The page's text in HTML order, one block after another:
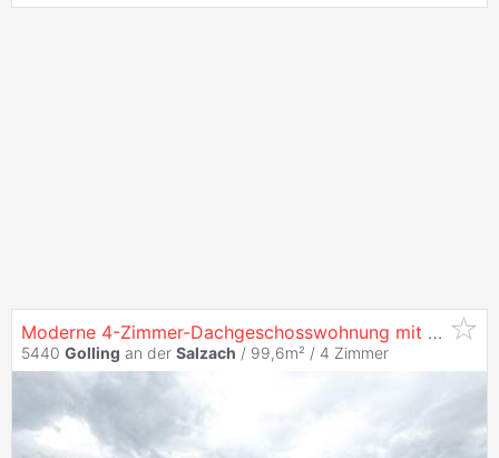
Moderne 4-Zimmer-Dachgeschosswohnung mit großzügiger Terrasse -
5440 Golling an der Salzach / 99,6m² / 4 Zimmer